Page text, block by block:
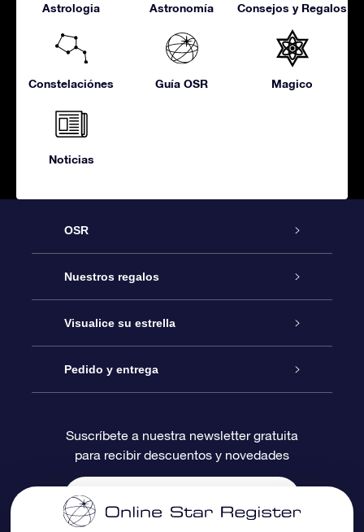
Astrologia Astronomía Consejos y Regalos
Constelaciónes Guía OSR Magico
Noticias
OSR
Atención
Contáctanos
Blog
Reseñas
Nuestros regalos
Regalo Estrella Online
Paquete de Regalo OSR
Tarjeta de Regalo OSR
Regalos empresariales
Visualice su estrella
Registro estelar
Página de Estrella Personalizada
Un Millón de Estrellas
Pedido y entrega
Información de Pago
Información de Envío
Suscríbete a nuestra newsletter gratuita
para recibir descuentos y novedades